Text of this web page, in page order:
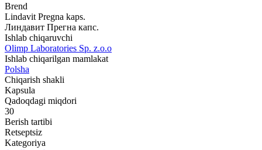
Brend
Lindavit Pregna kaps.
Линдавит Прегна капс.
Ishlab chiqaruvchi
Olimp Laboratories Sp. z.o.o
Ishlab chiqarilgan mamlakat
Polsha
Chiqarish shakli
Kapsula
Qadoqdagi miqdori
30
Berish tartibi
Retseptsiz
Kategoriya